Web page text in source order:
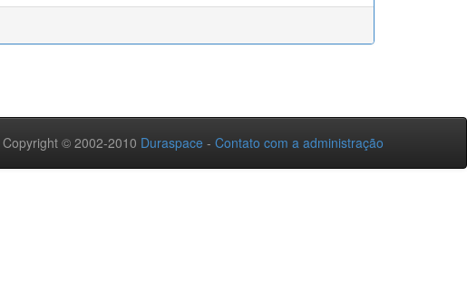
Copyright © 2002-2010 Duraspace - Contato com a administração